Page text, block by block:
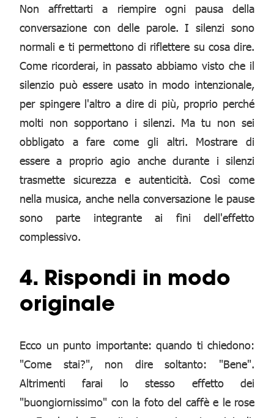
Non affrettarti a riempire ogni pausa della
conversazione con delle parole. I silenzi sono
normali e ti permettono di riflettere su cosa dire.
Come ricorderai, in passato abbiamo visto che il
silenzio può essere usato in modo intenzionale,
per spingere l'altro a dire di più, proprio perché
molti non sopportano i silenzi. Ma tu non sei
obbligato a fare come gli altri. Mostrare di
essere a proprio agio anche durante i silenzi
trasmette sicurezza e autenticità. Così come
nella musica, anche nella conversazione le pause
sono parte integrante ai fini dell'effetto
complessivo.
4. Rispondi in modo
originale
Ecco un punto importante: quando ti chiedono:
"Come stai?", non dire soltanto: "Bene".
Altrimenti farai lo stesso effetto dei
"buongiornissimo" con la foto del caffè e le rose